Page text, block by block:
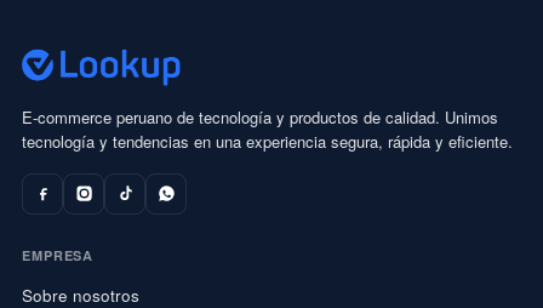
E-commerce peruano de tecnología y productos de calidad. Unimos
tecnología y tendencias en una experiencia segura, rápida y eficiente.
EMPRESA
Sobre nosotros